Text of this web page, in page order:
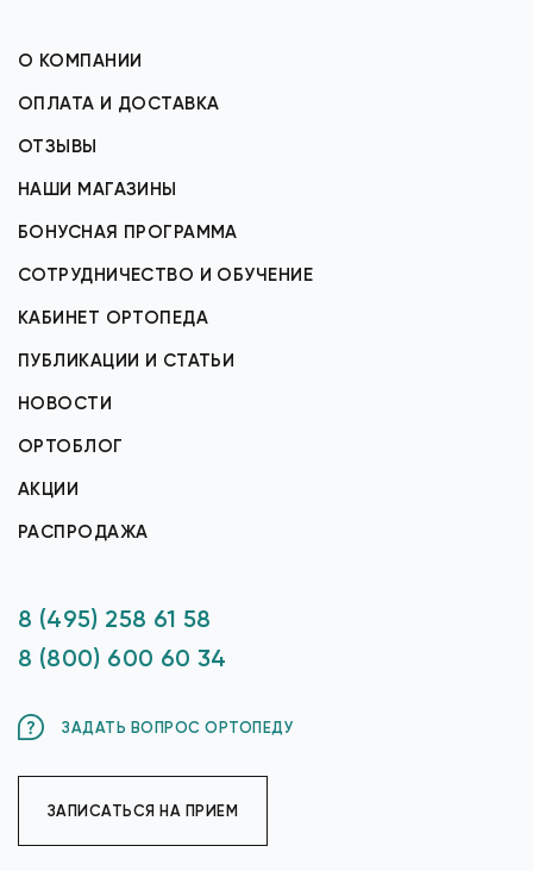
О КОМПАНИИ
ОПЛАТА И ДОСТАВКА
ОТЗЫВЫ
НАШИ МАГАЗИНЫ
БОНУСНАЯ ПРОГРАММА
СОТРУДНИЧЕСТВО И ОБУЧЕНИЕ
КАБИНЕТ ОРТОПЕДА
ПУБЛИКАЦИИ И СТАТЬИ
НОВОСТИ
ОРТОБЛОГ
АКЦИИ
РАСПРОДАЖА
8 (495) 258 61 58
8 (800) 600 60 34
ЗАДАТЬ ВОПРОС ОРТОПЕДУ
ЗАПИСАТЬСЯ НА ПРИЕМ